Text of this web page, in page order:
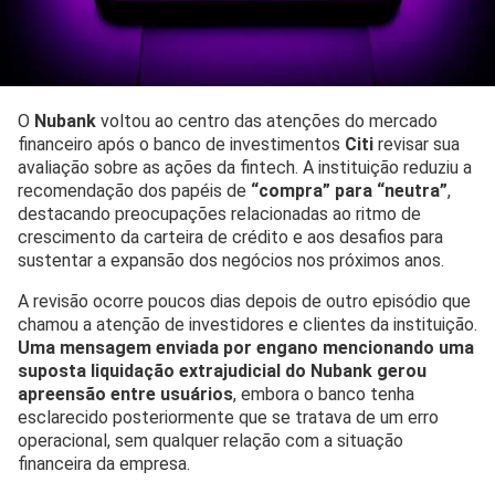
O Nubank voltou ao centro das atenções do mercado
financeiro após o banco de investimentos Citi revisar sua
avaliação sobre as ações da fintech. A instituição reduziu a
recomendação dos papéis de “compra” para “neutra”,
destacando preocupações relacionadas ao ritmo de
crescimento da carteira de crédito e aos desafios para
sustentar a expansão dos negócios nos próximos anos.
A revisão ocorre poucos dias depois de outro episódio que
chamou a atenção de investidores e clientes da instituição.
Uma mensagem enviada por engano mencionando uma
suposta liquidação extrajudicial do Nubank gerou
apreensão entre usuários, embora o banco tenha
esclarecido posteriormente que se tratava de um erro
operacional, sem qualquer relação com a situação
financeira da empresa.